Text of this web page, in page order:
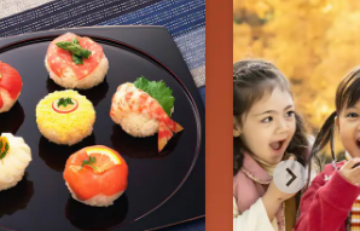
食欲の